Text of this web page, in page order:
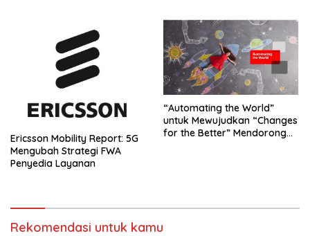
Ericsson Mobility Report: 5G
Mengubah Strategi FWA
Penyedia Layanan
“Automating the World”
untuk Mewujudkan “Changes
for the Better” Mendorong
Rekomendasi untuk kamu